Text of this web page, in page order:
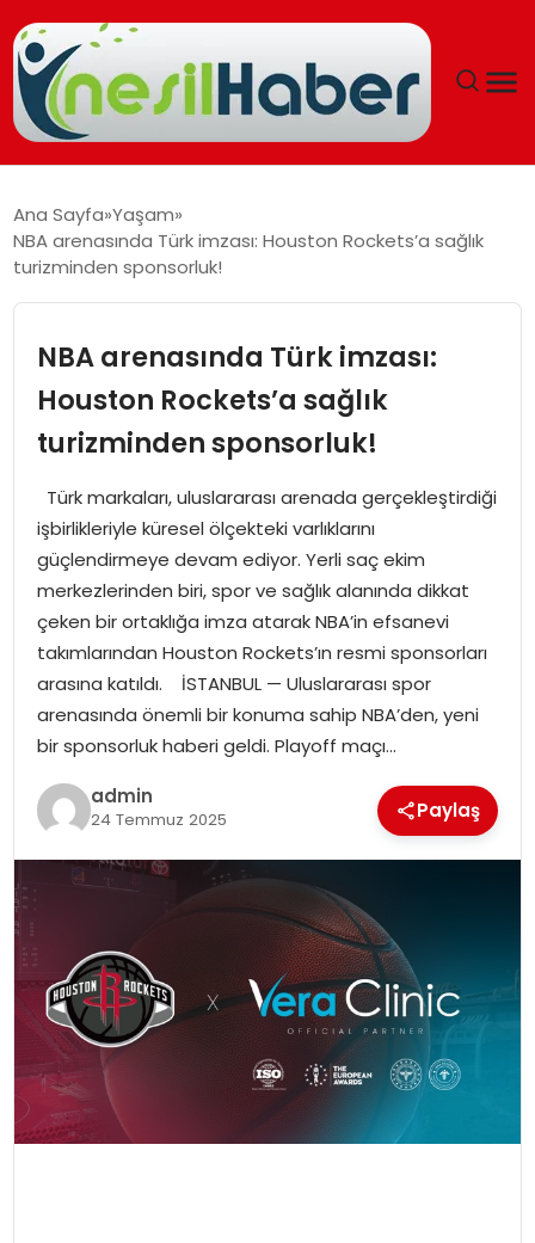
GÜNCEL
SOSYAL HABER
SPOR
EKONOMI
MAGAZIN
TEKNOLOJI
Ana Sayfa Yaşam
NBA arenasında Türk imzası: Houston Rockets’a sağlık
turizminden sponsorluk!
NBA arenasında Türk imzası:
Houston Rockets’a sağlık
turizminden sponsorluk!
Türk markaları, uluslararası arenada gerçekleştirdiği
işbirlikleriyle küresel ölçekteki varlıklarını
güçlendirmeye devam ediyor. Yerli saç ekim
merkezlerinden biri, spor ve sağlık alanında dikkat
çeken bir ortaklığa imza atarak NBA’in efsanevi
takımlarından Houston Rockets’ın resmi sponsorları
arasına katıldı. İSTANBUL — Uluslararası spor
arenasında önemli bir konuma sahip NBA’den, yeni
bir sponsorluk haberi geldi. Playoff maçı…
admin
24 Temmuz 2025 Paylaş